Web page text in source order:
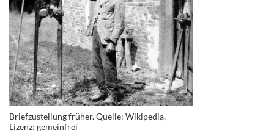
Briefzustellung früher. Quelle: Wikipedia,
Lizenz: gemeinfrei